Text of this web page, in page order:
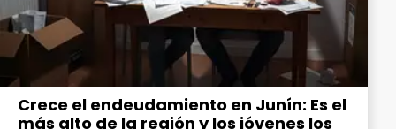
Crece el endeudamiento en Junín: Es el
más alto de la región y los jóvenes los